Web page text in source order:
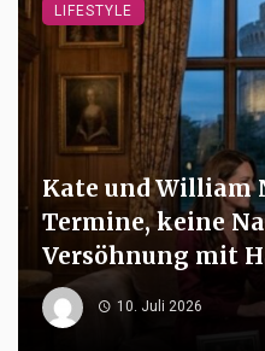
Kate und William
Termine, keine
Versöhnung mit
10. Juli 2026
LIFESTYLE